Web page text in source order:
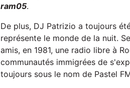
ram05.
De plus, DJ Patrizio a toujours
représente le monde de la nuit.
amis, en 1981, une radio libre à
communautés immigrées de
toujours sous le nom de Pastel